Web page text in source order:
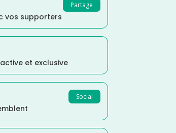
Partage
vos supporters
et exclusive
Social